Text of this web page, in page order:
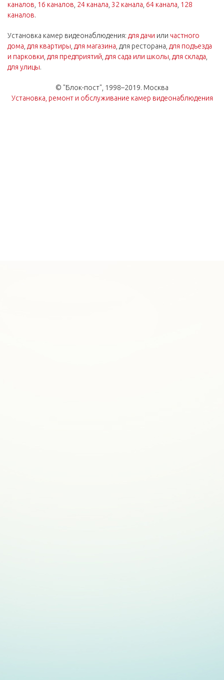
каналов 16 каналов 24 канала 32 канала 64 канала 128
каналов.
Установка камер видеонаблюдения: для дачи или частного
дома для квартиры для магазина , для ресторана, для подъезда
и парковки для предприятий для сада или школы для склада
для улицы.
© "Блок-пост", 1998–2019. Москва
Установка, ремонт и обслуживание камер видеонаблюдения